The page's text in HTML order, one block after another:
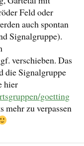
Feld oder
auch spontan
Signalgruppe).
verschieben. Das
die Signalgruppe
hier
goetting
zu verpassen